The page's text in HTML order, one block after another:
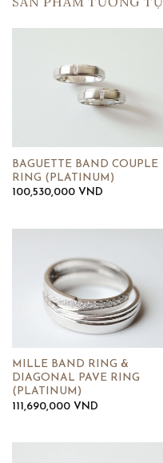
BAGUETTE BAND COUPLE
RING (PLATINUM)
100,530,000 VND
MILLE BAND RING &
DIAGONAL PAVE RING
(PLATINUM)
111,690,000 VND